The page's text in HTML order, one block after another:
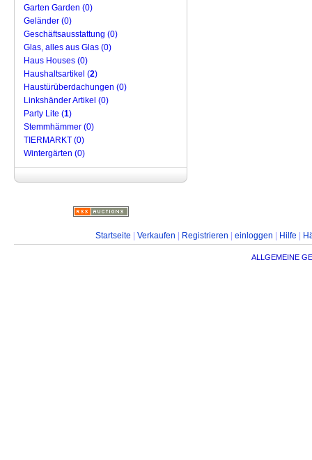
Garten Garden (0)
Geländer (0)
Geschäftsausstattung (0)
Glas, alles aus Glas (0)
Haus Houses (0)
Haushaltsartikel (2)
Haustürüberdachungen (0)
Linkshänder Artikel (0)
Party Lite (1)
Stemmhämmer (0)
TIERMARKT (0)
Wintergärten (0)
Startseite Verkaufen Registrieren einloggen Hilfe
ALLGEMEINE